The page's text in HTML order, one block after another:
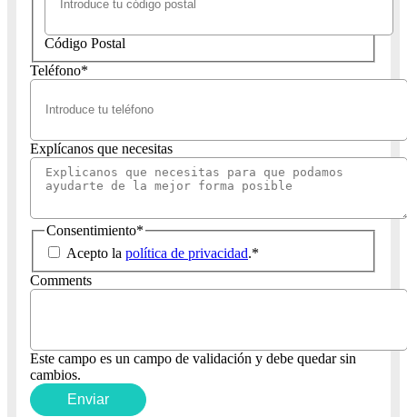
Código Postal
Teléfono*
Explícanos que necesitas
Consentimiento*
Acepto la política de privacidad.*
Comments
Este campo es un campo de validación y debe quedar sin
cambios.